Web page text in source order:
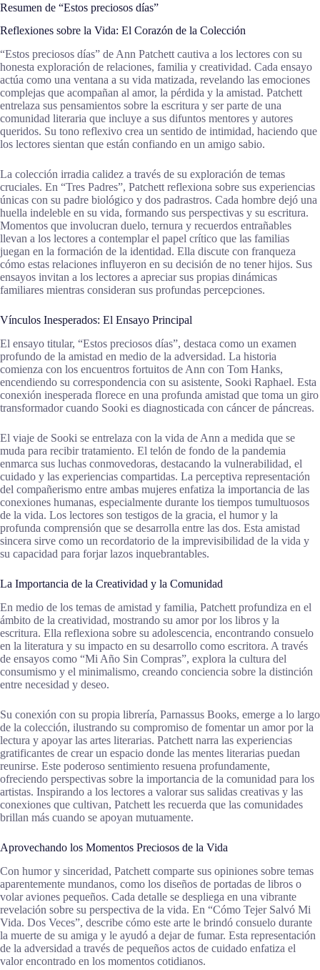
Resumen de “Estos preciosos días”
Reflexiones sobre la Vida: El Corazón de la Colección
“Estos preciosos días” de Ann Patchett cautiva a los lectores con su
honesta exploración de relaciones, familia y creatividad. Cada ensayo
actúa como una ventana a su vida matizada, revelando las emociones
complejas que acompañan al amor, la pérdida y la amistad. Patchett
entrelaza sus pensamientos sobre la escritura y ser parte de una
comunidad literaria que incluye a sus difuntos mentores y autores
queridos. Su tono reflexivo crea un sentido de intimidad, haciendo que
los lectores sientan que están confiando en un amigo sabio.
La colección irradia calidez a través de su exploración de temas
cruciales. En “Tres Padres”, Patchett reflexiona sobre sus experiencias
únicas con su padre biológico y dos padrastros. Cada hombre dejó una
huella indeleble en su vida, formando sus perspectivas y su escritura.
Momentos que involucran duelo, ternura y recuerdos entrañables
llevan a los lectores a contemplar el papel crítico que las familias
juegan en la formación de la identidad. Ella discute con franqueza
cómo estas relaciones influyeron en su decisión de no tener hijos. Sus
ensayos invitan a los lectores a apreciar sus propias dinámicas
familiares mientras consideran sus profundas percepciones.
Vínculos Inesperados: El Ensayo Principal
El ensayo titular, “Estos preciosos días”, destaca como un examen
profundo de la amistad en medio de la adversidad. La historia
comienza con los encuentros fortuitos de Ann con Tom Hanks,
encendiendo su correspondencia con su asistente, Sooki Raphael. Esta
conexión inesperada florece en una profunda amistad que toma un giro
transformador cuando Sooki es diagnosticada con cáncer de páncreas.
El viaje de Sooki se entrelaza con la vida de Ann a medida que se
muda para recibir tratamiento. El telón de fondo de la pandemia
enmarca sus luchas conmovedoras, destacando la vulnerabilidad, el
cuidado y las experiencias compartidas. La perceptiva representación
del compañerismo entre ambas mujeres enfatiza la importancia de las
conexiones humanas, especialmente durante los tiempos tumultuosos
de la vida. Los lectores son testigos de la gracia, el humor y la
profunda comprensión que se desarrolla entre las dos. Esta amistad
sincera sirve como un recordatorio de la imprevisibilidad de la vida y
su capacidad para forjar lazos inquebrantables.
La Importancia de la Creatividad y la Comunidad
En medio de los temas de amistad y familia, Patchett profundiza en el
ámbito de la creatividad, mostrando su amor por los libros y la
escritura. Ella reflexiona sobre su adolescencia, encontrando consuelo
en la literatura y su impacto en su desarrollo como escritora. A través
de ensayos como “Mi Año Sin Compras”, explora la cultura del
consumismo y el minimalismo, creando conciencia sobre la distinción
entre necesidad y deseo.
Su conexión con su propia librería, Parnassus Books, emerge a lo largo
de la colección, ilustrando su compromiso de fomentar un amor por la
lectura y apoyar las artes literarias. Patchett narra las experiencias
gratificantes de crear un espacio donde las mentes literarias puedan
reunirse. Este poderoso sentimiento resuena profundamente,
ofreciendo perspectivas sobre la importancia de la comunidad para los
artistas. Inspirando a los lectores a valorar sus salidas creativas y las
conexiones que cultivan, Patchett les recuerda que las comunidades
brillan más cuando se apoyan mutuamente.
Aprovechando los Momentos Preciosos de la Vida
Con humor y sinceridad, Patchett comparte sus opiniones sobre temas
aparentemente mundanos, como los diseños de portadas de libros o
volar aviones pequeños. Cada detalle se despliega en una vibrante
revelación sobre su perspectiva de la vida. En “Cómo Tejer Salvó Mi
Vida. Dos Veces”, describe cómo este arte le brindó consuelo durante
la muerte de su amiga y le ayudó a dejar de fumar. Esta representación
de la adversidad a través de pequeños actos de cuidado enfatiza el
valor encontrado en los momentos cotidianos.